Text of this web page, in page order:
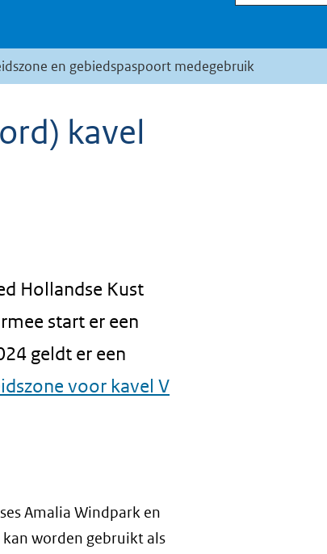
en gebiedspaspoort medegebruik
kavel
Hollandse Kust
start er een
geldt er een
voor kavel V
Amalia Windpark en
kan worden gebruikt als